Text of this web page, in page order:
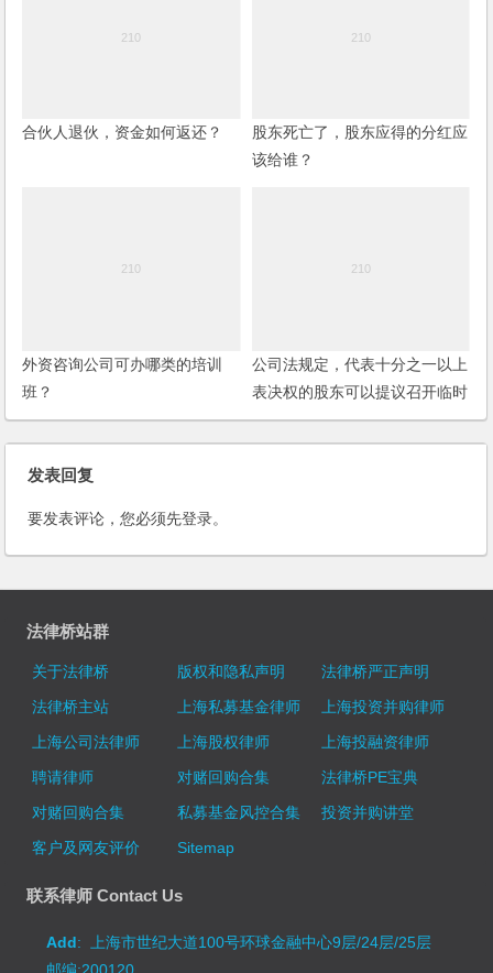
合伙人退伙，资金如何返还？
股东死亡了，股东应得的分红应
该给谁？
外资咨询公司可办哪类的培训
班？
公司法规定，代表十分之一以上
表决权的股东可以提议召开临时
股东会议，这个具体的程序如何
操作？
发表回复
要发表评论，您必须先登录。
法律桥站群
关于法律桥 版权和隐私声明
法律桥严正声明
法律桥主站
上海私募基金律师
上海投资并购律师
上海公司法律师
上海股权律师
上海投融资律师
聘请律师
对赌回购合集
法律桥PE宝典
对赌回购合集
私募基金风控合集
投资并购讲堂
客户及网友评价
Sitemap
联系律师 Contact Us
Add: 上海市世纪大道100号环球金融中心9层/24层/25层